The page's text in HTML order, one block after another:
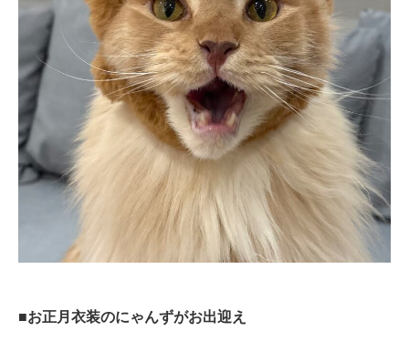
■お正月衣装のにゃんずがお出迎え